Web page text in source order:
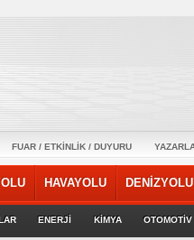
FUAR / ETKİNLİK / DUYURU
HAVAYOLU DENİZYOLU
ENERJİ KİMYA OTOMOTİV